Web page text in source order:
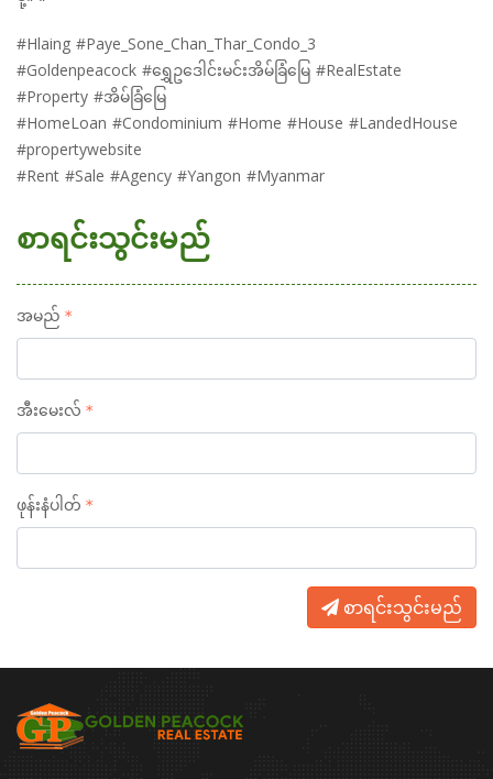
#Hlaing #Paye_Sone_Chan_Thar_Condo_3
#Goldenpeacock #ရွှေဥဒေါင်းမင်းအိမ်ခြံမြေ #RealEstate
#Property #အိမ်ခြံမြေ
#HomeLoan #Condominium #Home #House #LandedHouse
#propertywebsite
#Rent #Sale #Agency #Yangon #Myanmar
စာရင်းသွင်းမည်
အမည်
အီးမေးလ်
ဖုန်းနံပါတ်
စာရင်းသွင်းမည်